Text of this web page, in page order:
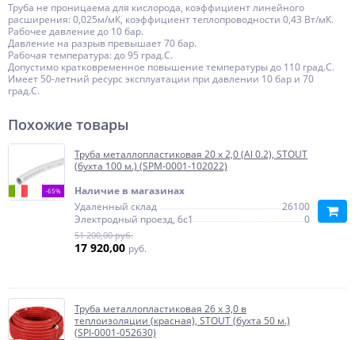
Труба не проницаема для кислорода, коэффициент линейного
расширения: 0,025м/мК, коэффициент теплопроводности 0,43 Вт/мК.
Рабочее давление до 10 бар.
Давление на разрыв превышает 70 бар.
Рабочая температура: до 95 град.C.
Допустимо кратковременное повышение температуры до 110 град.C.
Имеет 50-летний ресурс эксплуатации при давлении 10 бар и 70
град.C.
Похожие товары
-65%
Труба металлопластиковая 20 х 2,0 (Al 0.2), STOUT
(бухта 100 м.) (SPM-0001-102022)
Наличие в магазинах
Удаленный склад
26100
Электродный проезд, 6с1
0
51 200,00 руб.
17 920,00 руб.
Труба металлопластиковая 26 х 3,0 в
теплоизоляции (красная), STOUT (бухта 50 м.)
(SPI-0001-052630)